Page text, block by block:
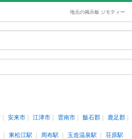
地元の掲示板 ジモティー
安来市 江津市 雲南市 飯石郡 鹿足郡
東松江駅 周布駅 玉造温泉駅
荘原駅